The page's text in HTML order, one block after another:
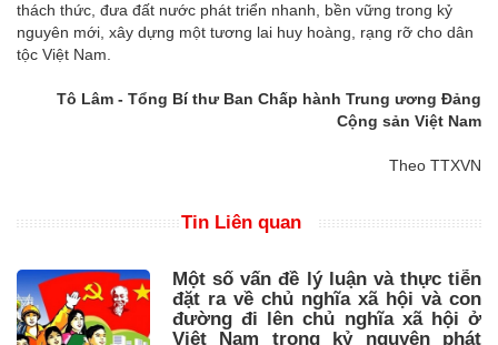
thách thức, đưa đất nước phát triển nhanh, bền vững trong kỷ
nguyên mới, xây dựng một tương lai huy hoàng, rạng rỡ cho dân
tộc Việt Nam.
Tô Lâm - Tổng Bí thư Ban Chấp hành Trung ương Đảng
Cộng sản Việt Nam
Theo TTXVN
Tin Liên quan
Một số vấn đề lý luận và thực tiễn
đặt ra về chủ nghĩa xã hội và con
đường đi lên chủ nghĩa xã hội ở
Việt Nam trong kỷ nguyên phát